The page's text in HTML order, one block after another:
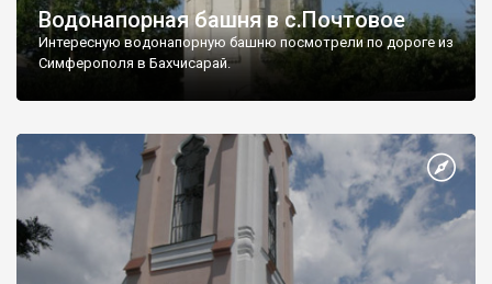
Водонапорная башня в с.Почтовое
Интересную водонапорную башню посмотрели по дороге из
Симферополя в Бахчисарай.